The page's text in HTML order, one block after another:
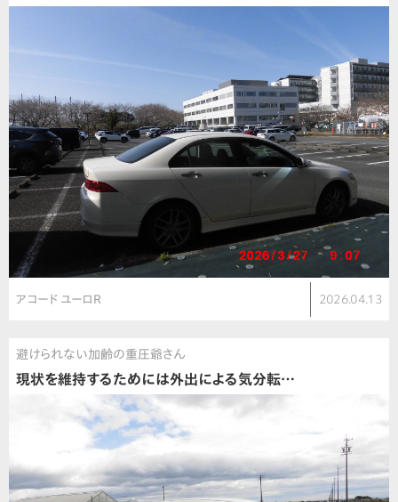
アコード ユーロR 2026.04.13
避けられない加齢の重圧爺さん
現状を維持するためには外出による気分転…